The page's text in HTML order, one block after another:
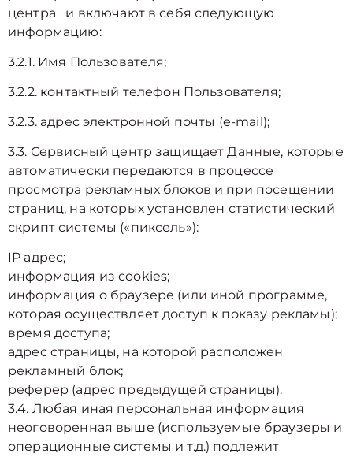
центра и включают в себя следующую
информацию:
3.2.1. Имя Пользователя;
3.2.2. контактный телефон Пользователя;
3.2.3. адрес электронной почты (e-mail);
3.3. Сервисный центр защищает Данные, которые
автоматически передаются в процессе
просмотра рекламных блоков и при посещении
страниц, на которых установлен статистический
скрипт системы («пиксель»):
IP адрес;
информация из cookies;
информация о браузере (или иной программе,
которая осуществляет доступ к показу рекламы);
время доступа;
адрес страницы, на которой расположен
рекламный блок;
реферер (адрес предыдущей страницы).
3.4. Любая иная персональная информация
неоговоренная выше (используемые браузеры и
операционные системы и т.д.) подлежит